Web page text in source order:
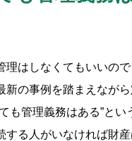
はしなくてもいいので
の事例を踏まえなが
も管理義務はある”とい
る人がいなければ財